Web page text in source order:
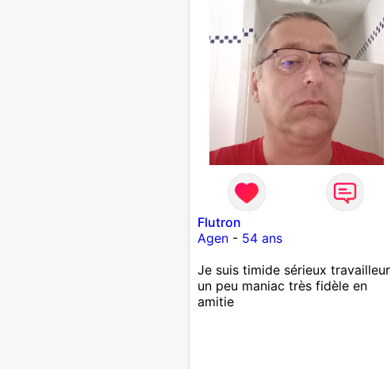
Flutron
Agen- 54 ans
Je suis timide sérieux travailleur
un peu maniac très fidèle en
amitie